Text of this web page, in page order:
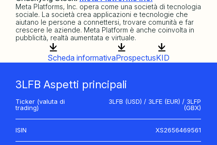
Meta Platforms, Inc. opera come una società di tecnologia
sociale. La società crea applicazioni e tecnologie che
aiutano le persone a connettersi, trovare comunità e far
crescere le aziende. Meta Platform è anche coinvolta in
pubblicità, realtà aumentata e virtuale.
Scheda informativaProspectusKID
3LFB Aspetti principali
Ticker (valuta di
trading)
3LFB (USD) / 3LFE (EUR) / 3LFP
(GBX)
ISIN XS2656469561